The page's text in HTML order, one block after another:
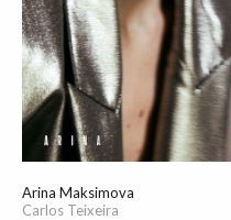
Arina Maksimova
Carlos Teixeira